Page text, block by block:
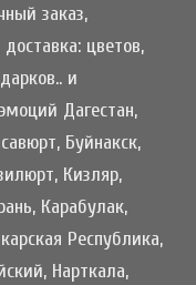
заказ,
цветов,
и
Дагестан,
Буйнакск,
Кизляр,
Карабулак,
Республика,
Нарткала,